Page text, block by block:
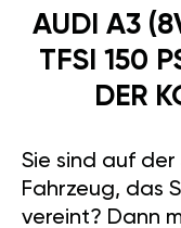
AUDI A3
TFSI 150
DER
Sie sind auf
Fahrzeug, das
vereint? Dann